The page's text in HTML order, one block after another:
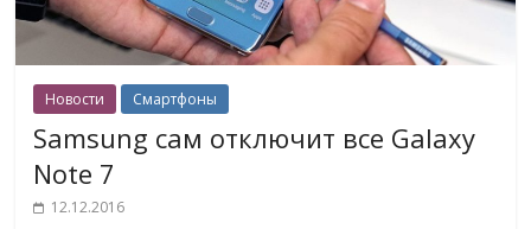
Новости Смартфоны
Samsung сам отключит все Galaxy
Note 7
12.12.2016